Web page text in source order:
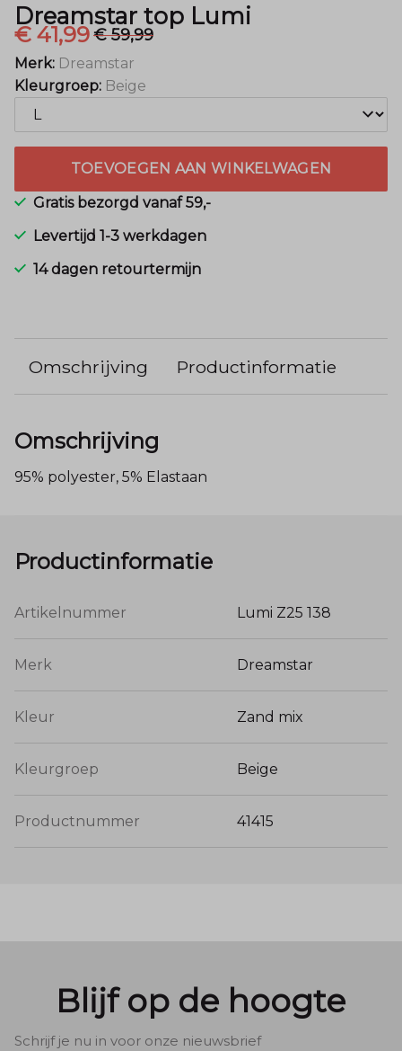
Dreamstar top Lumi
€ 41,99€ 59,99
Merk: Dreamstar
Kleurgroep: Beige
TOEVOEGEN AAN WINKELWAGEN
Gratis bezorgd vanaf 59,-
Levertijd 1-3 werkdagen
14 dagen retourtermijn
Omschrijving Productinformatie
Omschrijving
95% polyester, 5% Elastaan
Productinformatie
Artikelnummer Lumi Z25 138
Merk Dreamstar
Kleur Zand mix
Kleurgroep Beige
Productnummer 41415
Blijf op de hoogte
Schrijf je nu in voor onze nieuwsbrief